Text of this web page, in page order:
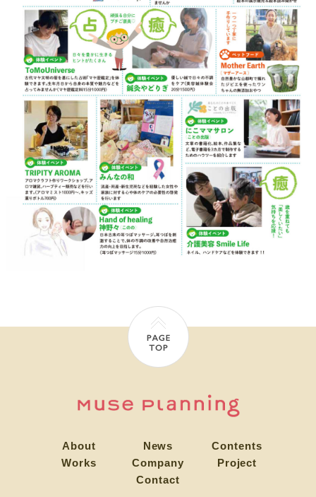
About News
Contents
Works
Company
Project
Contact